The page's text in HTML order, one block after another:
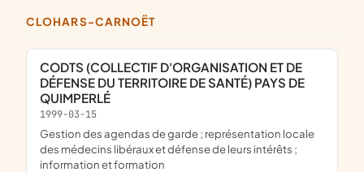
CLOHARS-CARNOËT
CODTS (COLLECTIF D'ORGANISATION ET DE
DÉFENSE DU TERRITOIRE DE SANTÉ) PAYS DE
QUIMPERLÉ
1999-03-15
gestion des agendas de garde ; représentation locale
des médecins libéraux et défense de leurs intérêts ;
information et formation